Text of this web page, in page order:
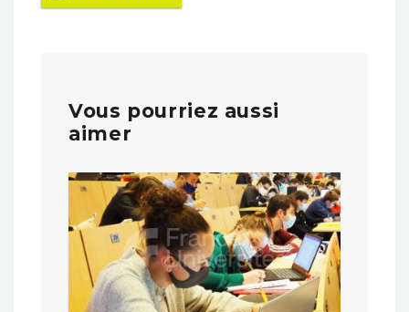
Vous pourriez aussi
aimer